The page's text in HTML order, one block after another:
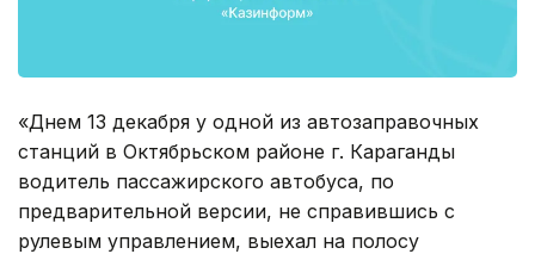
«Днем 13 декабря у одной из автозаправочных
станций в Октябрьском районе г. Караганды
водитель пассажирского автобуса, по
предварительной версии, не справившись с
рулевым управлением, выехал на полосу